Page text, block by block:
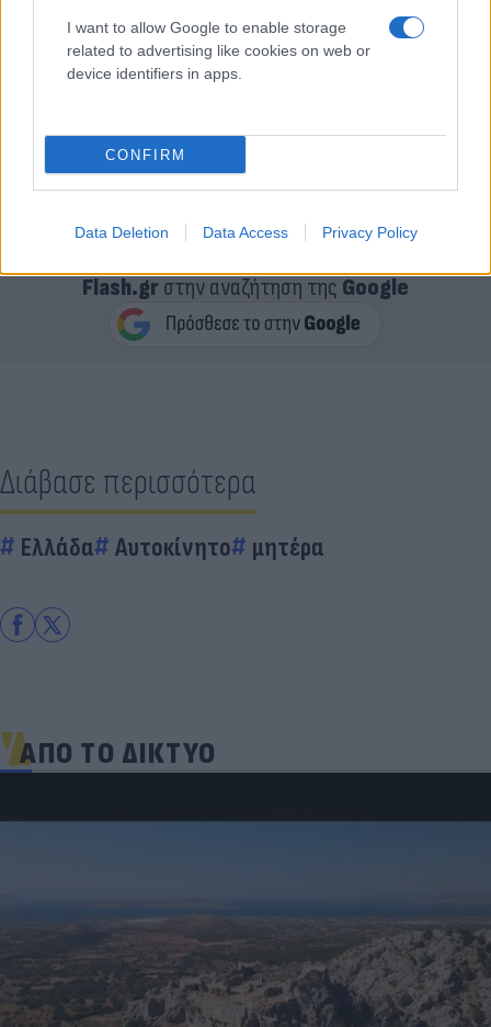
I want to allow Google to enable storage
related to advertising like cookies on web or
device identifiers in apps.
CONFIRM
Data Deletion Data Access Privacy Policy
Flash.grστην αναζήτηση της Google
Διάβασε περισσότερα
Ελλάδα Αυτοκίνητο μητέρα
ΑΠΟ ΤΟ ΔΙΚΤΥΟ